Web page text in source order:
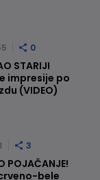
0
STARIJI
impresije po
(VIDEO)
3
POJAČANJE!
bele